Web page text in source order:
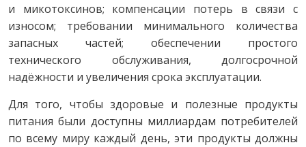
и микотоксинов; компенсации потерь в связи с
износом; требовании минимального количества
запасных частей; обеспечении простого
технического обслуживания, долгосрочной
надёжности и увеличения срока эксплуатации.
Для того, чтобы здоровые и полезные продукты
питания были доступны миллиардам потребителей
по всему миру каждый день, эти продукты должны